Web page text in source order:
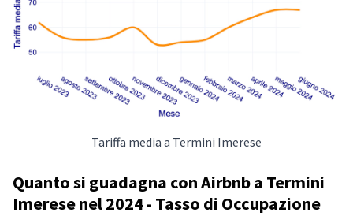
Tariffa media a Termini Imerese
Quanto si guadagna con Airbnb a Termini
Imerese nel 2024 - Tasso di Occupazione